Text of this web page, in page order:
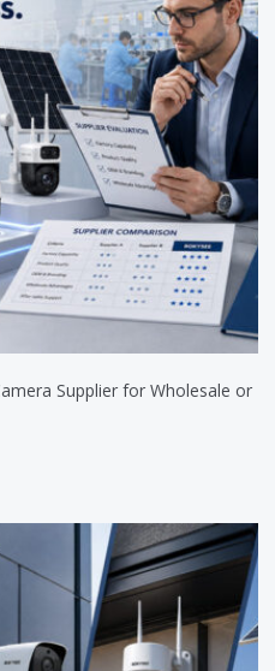
Supplier for Wholesale or